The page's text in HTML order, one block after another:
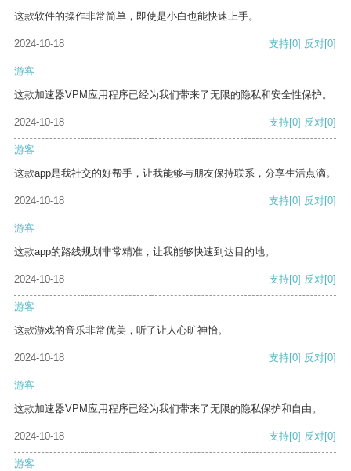
这款软件的操作非常简单，即使是小白也能快速上手。
2024-10-18 支持[0] 反对[0]
游客
这款加速器VPM应用程序已经为我们带来了无限的隐私和安全性保护。
2024-10-18 支持[0] 反对[0]
游客
这款app是我社交的好帮手，让我能够与朋友保持联系，分享生活点滴。
2024-10-18 支持[0] 反对[0]
游客
这款app的路线规划非常精准，让我能够快速到达目的地。
2024-10-18 支持[0] 反对[0]
游客
这款游戏的音乐非常优美，听了让人心旷神怡。
2024-10-18 支持[0] 反对[0]
游客
这款加速器VPM应用程序已经为我们带来了无限的隐私保护和自由。
2024-10-18 支持[0] 反对[0]
游客